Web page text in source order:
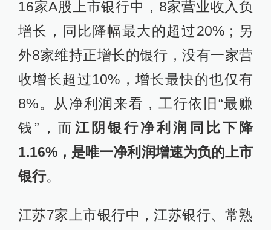
16家A股上市银行中，8家营业收入负
增长，同比降幅最大的超过20%；另
外8家维持正增长的银行，没有一家营
收增长超过10%，增长最快的也仅有
8%。从净利润来看，工行依旧“最赚
钱”，而 江阴银行净利润同比下降
1.16%，是唯一净利润增速为负的上市
银行。
江苏7家上市银行中，江苏银行、常熟